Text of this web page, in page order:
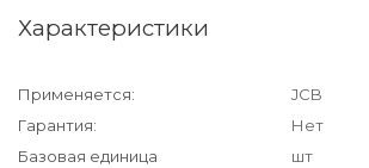
Характеристики
Применяется:
JCB
Гарантия:
Нет
Базовая единица
шт